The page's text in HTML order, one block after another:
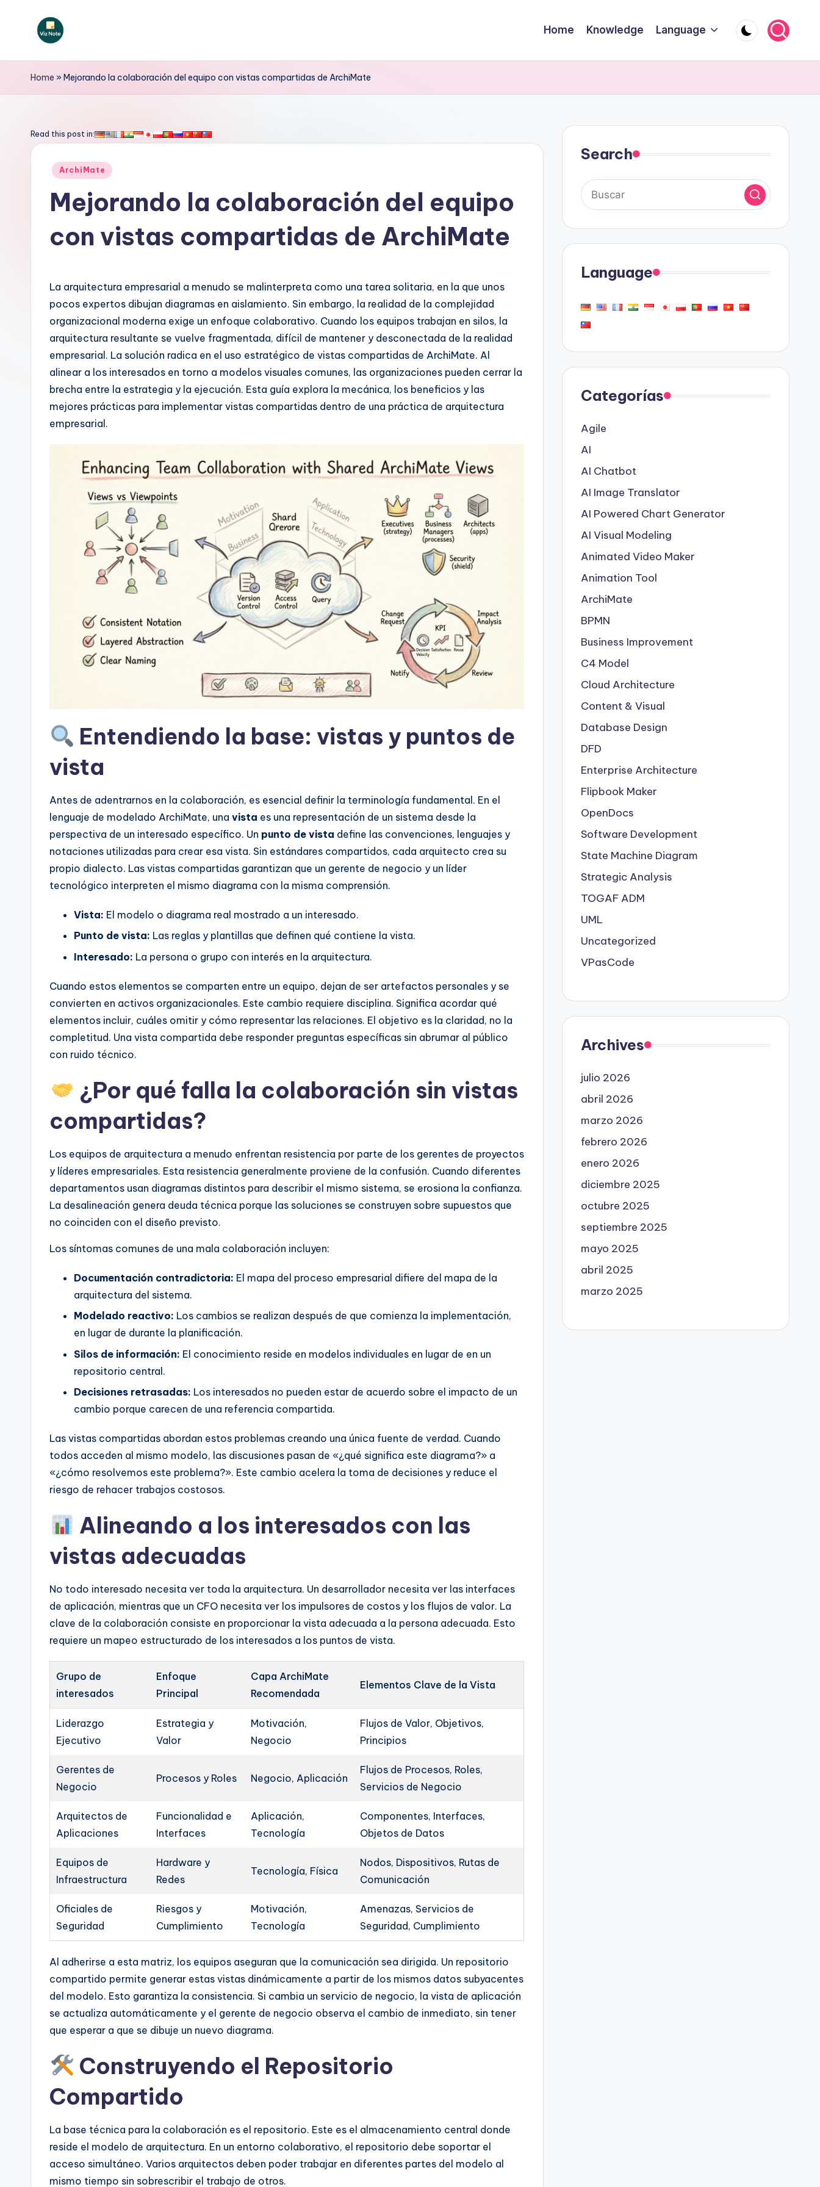
V
iz
o
is
A
w
Home Knowledge Language
Home »Mejorando la colaboración del equipo con vistas compartidas de ArchiMate
Read this post in:
Publicado
ArchiMate
Mejorando la colaboración del equipo
con vistas compartidas de ArchiMate
La arquitectura empresarial a menudo se malinterpreta como una tarea solitaria, en la que unos
pocos expertos dibujan diagramas en aislamiento. Sin embargo, la realidad de la complejidad
organizacional moderna exige un enfoque colaborativo. Cuando los equipos trabajan en silos, la
arquitectura resultante se vuelve fragmentada, difícil de mantener y desconectada de la realidad
empresarial. La solución radica en el uso estratégico de vistas compartidas de ArchiMate. Al
alinear a los interesados en torno a modelos visuales comunes, las organizaciones pueden cerrar la
brecha entre la estrategia y la ejecución. Esta guía explora la mecánica, los beneficios y las
mejores prácticas para implementar vistas compartidas dentro de una práctica de arquitectura
empresarial.
Entendiendo la base: vistas y puntos de
vista
Antes de adentrarnos en la colaboración, es esencial definir la terminología fundamental. En el
lenguaje de modelado ArchiMate, una vista es una representación de un sistema desde la
perspectiva de un interesado específico. Un punto de vista define las convenciones, lenguajes y
notaciones utilizadas para crear esa vista. Sin estándares compartidos, cada arquitecto crea su
propio dialecto. Las vistas compartidas garantizan que un gerente de negocio y un líder
tecnológico interpreten el mismo diagrama con la misma comprensión.
Vista: El modelo o diagrama real mostrado a un interesado.
Punto de vista: Las reglas y plantillas que definen qué contiene la vista.
Interesado: La persona o grupo con interés en la arquitectura.
Cuando estos elementos se comparten entre un equipo, dejan de ser artefactos personales y se
convierten en activos organizacionales. Este cambio requiere disciplina. Significa acordar qué
elementos incluir, cuáles omitir y cómo representar las relaciones. El objetivo es la claridad, no la
completitud. Una vista compartida debe responder preguntas específicas sin abrumar al público
con ruido técnico.
¿Por qué falla la colaboración sin vistas
compartidas?
Los equipos de arquitectura a menudo enfrentan resistencia por parte de los gerentes de proyectos
y líderes empresariales. Esta resistencia generalmente proviene de la confusión. Cuando diferentes
departamentos usan diagramas distintos para describir el mismo sistema, se erosiona la confianza.
La desalineación genera deuda técnica porque las soluciones se construyen sobre supuestos que
no coinciden con el diseño previsto.
Los síntomas comunes de una mala colaboración incluyen:
Documentación contradictoria: El mapa del proceso empresarial difiere del mapa de la
arquitectura del sistema.
Modelado reactivo: Los cambios se realizan después de que comienza la implementación,
en lugar de durante la planificación.
Silos de información: El conocimiento reside en modelos individuales en lugar de en un
repositorio central.
Decisiones retrasadas: Los interesados no pueden estar de acuerdo sobre el impacto de un
cambio porque carecen de una referencia compartida.
Las vistas compartidas abordan estos problemas creando una única fuente de verdad. Cuando
todos acceden al mismo modelo, las discusiones pasan de «¿qué significa este diagrama?» a
«¿cómo resolvemos este problema?». Este cambio acelera la toma de decisiones y reduce el
riesgo de rehacer trabajos costosos.
Alineando a los interesados con las
vistas adecuadas
No todo interesado necesita ver toda la arquitectura. Un desarrollador necesita ver las interfaces
de aplicación, mientras que un CFO necesita ver los impulsores de costos y los flujos de valor. La
clave de la colaboración consiste en proporcionar la vista adecuada a la persona adecuada. Esto
requiere un mapeo estructurado de los interesados a los puntos de vista.
Grupo de
interesados
Enfoque
Principal
Capa ArchiMate
Recomendada
Elementos Clave de la Vista
Liderazgo
Ejecutivo
Estrategia y
Valor
Motivación,
Negocio
Flujos de Valor, Objetivos,
Principios
Gerentes de
Negocio
Procesos y Roles Negocio, Aplicación
Flujos de Procesos, Roles,
Servicios de Negocio
Arquitectos de
Aplicaciones
Funcionalidad e
Interfaces
Aplicación,
Tecnología
Componentes, Interfaces,
Objetos de Datos
Equipos de
Infraestructura
Hardware y
Redes
Tecnología, Física
Nodos, Dispositivos, Rutas de
Comunicación
Oficiales de
Seguridad
Riesgos y
Cumplimiento
Motivación,
Tecnología
Amenazas, Servicios de
Seguridad, Cumplimiento
Al adherirse a esta matriz, los equipos aseguran que la comunicación sea dirigida. Un repositorio
compartido permite generar estas vistas dinámicamente a partir de los mismos datos subyacentes
del modelo. Esto garantiza la consistencia. Si cambia un servicio de negocio, la vista de aplicación
se actualiza automáticamente y el gerente de negocio observa el cambio de inmediato, sin tener
que esperar a que se dibuje un nuevo diagrama.
Construyendo el Repositorio
Compartido
La base técnica para la colaboración es el repositorio. Este es el almacenamiento central donde
reside el modelo de arquitectura. En un entorno colaborativo, el repositorio debe soportar el
acceso simultáneo. Varios arquitectos deben poder trabajar en diferentes partes del modelo al
mismo tiempo sin sobrescribir el trabajo de otros.
Search
Language
Categorías
Agile
AI
AI Chatbot
AI Image Translator
AI Powered Chart Generator
AI Visual Modeling
Animated Video Maker
Animation Tool
ArchiMate
BPMN
Business Improvement
C4 Model
Cloud Architecture
Content & Visual
Database Design
DFD
Enterprise Architecture
Flipbook Maker
OpenDocs
Software Development
State Machine Diagram
Strategic Analysis
TOGAF ADM
UML
Uncategorized
VPasCode
Archives
julio 2026
abril 2026
marzo 2026
febrero 2026
enero 2026
diciembre 2025
octubre 2025
septiembre 2025
mayo 2025
abril 2025
marzo 2025